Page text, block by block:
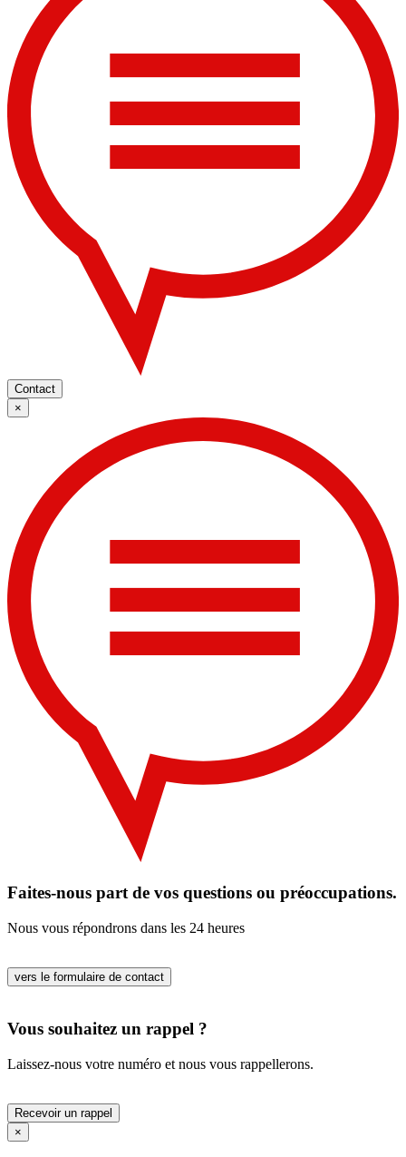
Contact
×
Faites-nous part de vos questions ou préoccupations.
Nous vous répondrons dans les 24 heures
vers le formulaire de contact
Vous souhaitez un rappel ?
Laissez-nous votre numéro et nous vous rappellerons.
Recevoir un rappel
×